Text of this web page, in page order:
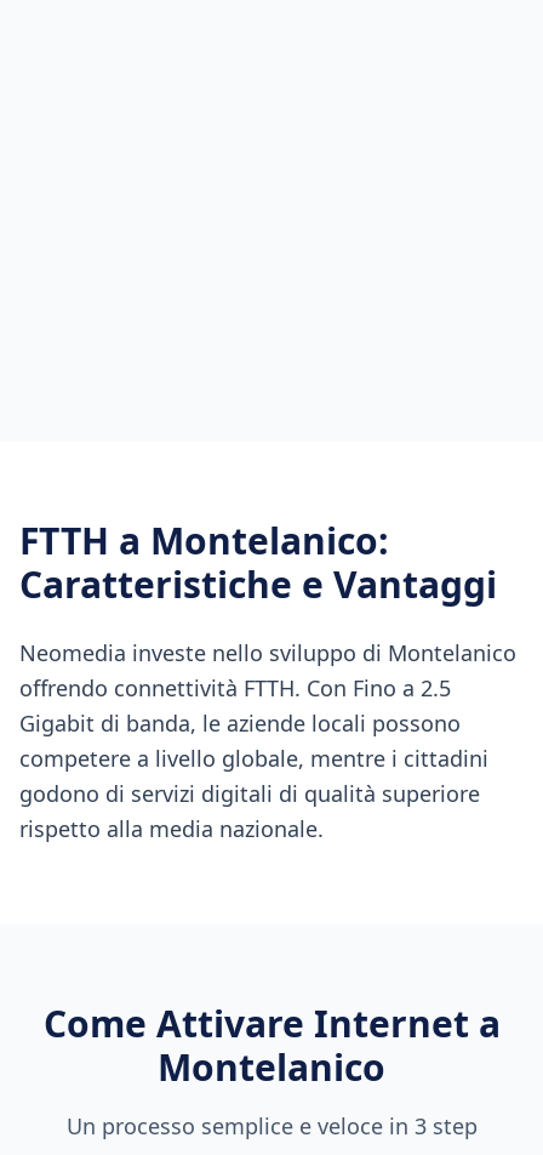
FTTH a Montelanico:
Caratteristiche e Vantaggi
Neomedia investe nello sviluppo di Montelanico
offrendo connettività FTTH. Con Fino a 2.5
Gigabit di banda, le aziende locali possono
competere a livello globale, mentre i cittadini
godono di servizi digitali di qualità superiore
rispetto alla media nazionale.
Come Attivare Internet a
Montelanico
Un processo semplice e veloce in 3 step